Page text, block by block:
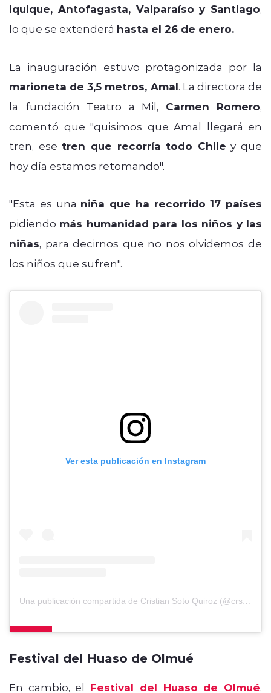
Iquique, Antofagasta, Valparaíso y Santiago,
lo que se extenderá hasta el 26 de enero.
La inauguración estuvo protagonizada por la
marioneta de 3,5 metros, Amal. L a directora de
la fundación Teatro a Mil, Carmen Romero,
comentó que "quisimos que Amal llegará en
tren, ese tren que recorría todo Chile y que
hoy día estamos retomando".
"Esta es una niña que ha recorrido 17 países
pidiendo más humanidad para los niños y las
niñas, para decirnos que no nos olvidemos de
los niños que sufren".
Ver esta publicación en Instagram
Una publicación compartida de Cristian Soto Quiroz (@crsotoq.cl)
Festival del Huaso de Olmué
En cambio, el Festival del Huaso de Olmué,